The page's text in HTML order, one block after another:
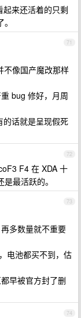
来还活着的只剩
71
不像国产魔改那样
bug 修好，月周
话就是呈现假死
72
F4 在 XDA 十
最活跃的。
73
多数量就不重要
电池都买不到，估
早被官方封了删
74